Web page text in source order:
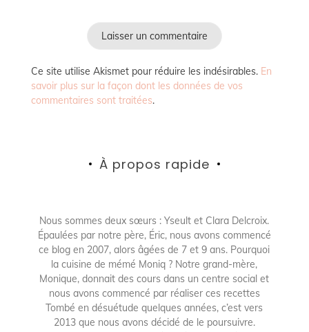
Ce site utilise Akismet pour réduire les indésirables. En
savoir plus sur la façon dont les données de vos
commentaires sont traitées.
À propos rapide
Nous sommes deux sœurs : Yseult et Clara Delcroix.
Épaulées par notre père, Éric, nous avons commencé
ce blog en 2007, alors âgées de 7 et 9 ans. Pourquoi
la cuisine de mémé Moniq ? Notre grand-mère,
Monique, donnait des cours dans un centre social et
nous avons commencé par réaliser ces recettes
Tombé en désuétude quelques années, c’est vers
2013 que nous avons décidé de le poursuivre.